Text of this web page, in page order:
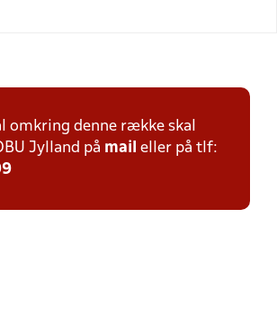
omkring denne række skal
Jylland på mail eller på tlf: